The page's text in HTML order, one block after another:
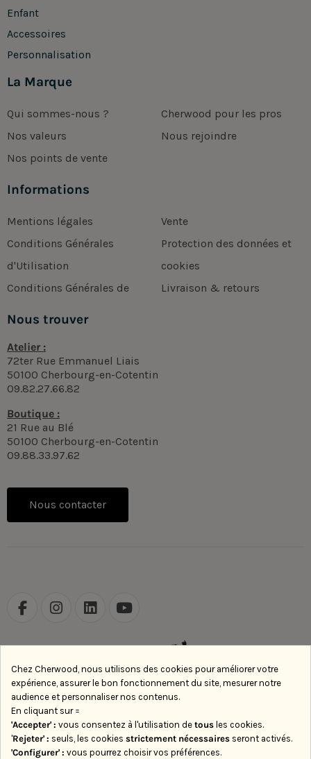
Enfant
Accessoires
Personnalisation
La Marque
Qui sommes-nous ?
Nos valeurs
Nos points de vente
Cherwood pour les pros
Nous rejoindre
Informations
Mentions légales
Conditions Générales
d'Utilisation
Conditions Générales de
Vente
Protection des données et
cookies
Livraison & retours
Nous trouver
Atelier :
72ter Rue Emmanuel Liais
50100 Cherbourg-en-Cotentin
09.82.27.66.82
Boutique :
21 Rue au Blé
50100 Cherbourg-en-Cotentin
09.88.33.97.62
Nous contacter
Chez Cherwood, nous utilisons des cookies pour améliorer votre
expérience, assurer le bon fonctionnement du site, mesurer notre
audience et personnaliser nos contenus.
En cliquant sur =
'Accepter' : vous consentez à l'utilisation de tous les cookies.
'Rejeter' : seuls, les cookies strictement nécessaires seront activés.
'Configurer' : vous pourrez choisir vos préférences.